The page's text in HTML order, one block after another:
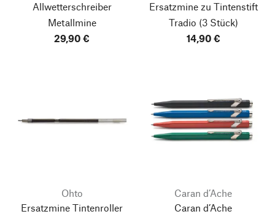
Allwetterschreiber
Metallmine
29,90 €
Ersatzmine zu Tintenstift
Tradio (3 Stück)
14,90 €
Ohto
Ersatzmine Tintenroller
Caran d’Ache
Caran d’Ache